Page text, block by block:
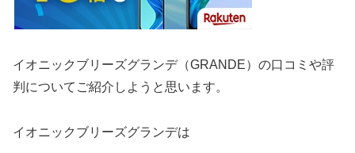
イオニックブリーズグランデ（GRANDE）の口コミや評
判についてご紹介しようと思います。
イオニックブリーズグランデは